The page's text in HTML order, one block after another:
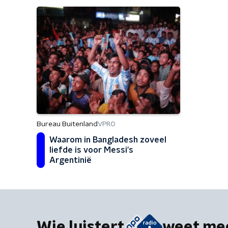
Bureau BuitenlandVPRO
Waarom in Bangladesh zoveel
liefde is voor Messi's
Argentinië